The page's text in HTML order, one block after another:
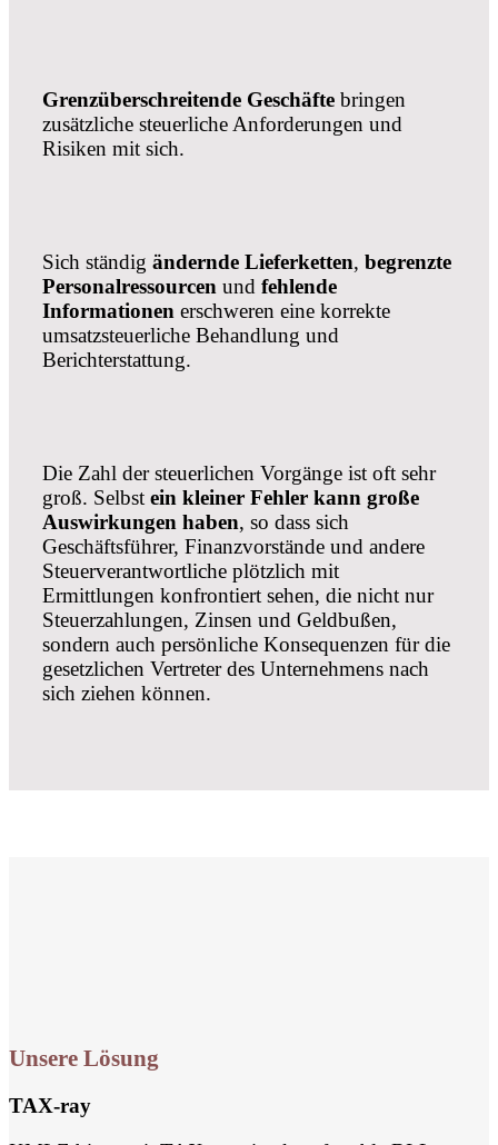
Grenzüberschreitende Geschäfte bringen
zusätzliche steuerliche Anforderungen und
Risiken mit sich.
Sich ständig ändernde Lieferketten, begrenzte
Personalressourcen und fehlende
Informationen erschweren eine korrekte
umsatzsteuerliche Behandlung und
Berichterstattung.
Die Zahl der steuerlichen Vorgänge ist oft sehr
groß. Selbst ein kleiner Fehler kann große
Auswirkungen haben, so dass sich
Geschäftsführer, Finanzvorstände und andere
Steuerverantwortliche plötzlich mit
Ermittlungen konfrontiert sehen, die nicht nur
Steuerzahlungen, Zinsen und Geldbußen,
sondern auch persönliche Konsequenzen für die
gesetzlichen Vertreter des Unternehmens nach
sich ziehen können.
Unsere Lösung
TAX-ray